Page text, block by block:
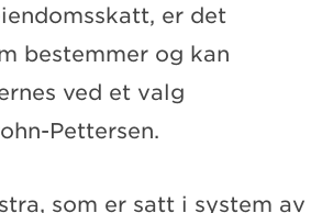
er det
bestemmer og kan
ved et valg
Pettersen.
som er satt i system av